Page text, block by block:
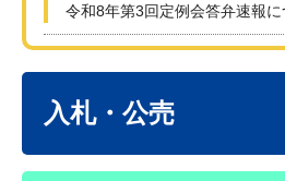
令和8年第3回定例会答弁速報に
入札・公売